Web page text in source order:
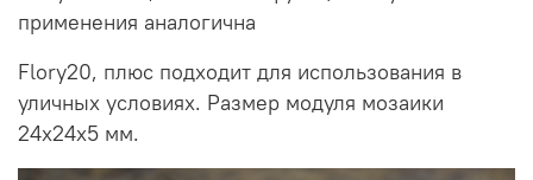
применения аналогична
Flory20, плюс подходит для использования в
уличных условиях. Размер модуля мозаики
24х24х5 мм.